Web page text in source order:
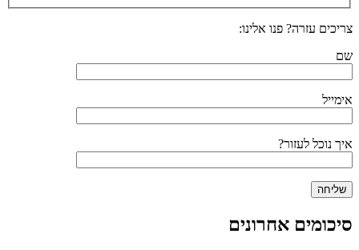
צריכים עזרה? פנו אלינו:
שם
אימייל
איך נוכל לעזור?
סיכומים אחרונים